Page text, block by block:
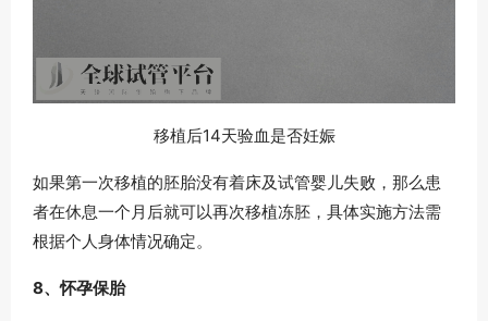
移植后14天验血是否妊娠
如果第一次移植的胚胎没有着床及试管婴儿失败，那么患
者在休息一个月后就可以再次移植冻胚，具体实施方法需
根据个人身体情况确定。
8、怀孕保胎